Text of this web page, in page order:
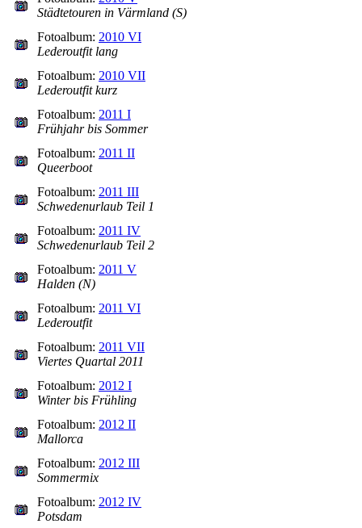
Städtetouren in Värmland (S)
Fotoalbum: 2010 VI
Lederoutfit lang
Fotoalbum: 2010 VII
Lederoutfit kurz
Fotoalbum: 2011 I
Frühjahr bis Sommer
Fotoalbum: 2011 II
Queerboot
Fotoalbum: 2011 III
Schwedenurlaub Teil 1
Fotoalbum: 2011 IV
Schwedenurlaub Teil 2
Fotoalbum: 2011 V
Halden (N)
Fotoalbum: 2011 VI
Lederoutfit
Fotoalbum: 2011 VII
Viertes Quartal 2011
Fotoalbum: 2012 I
Winter bis Frühling
Fotoalbum: 2012 II
Mallorca
Fotoalbum: 2012 III
Sommermix
Fotoalbum: 2012 IV
Potsdam